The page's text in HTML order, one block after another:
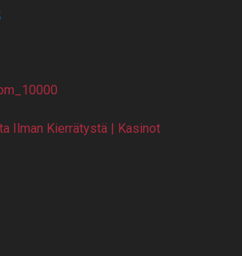
Ilman Kierrätystä | Kasinot